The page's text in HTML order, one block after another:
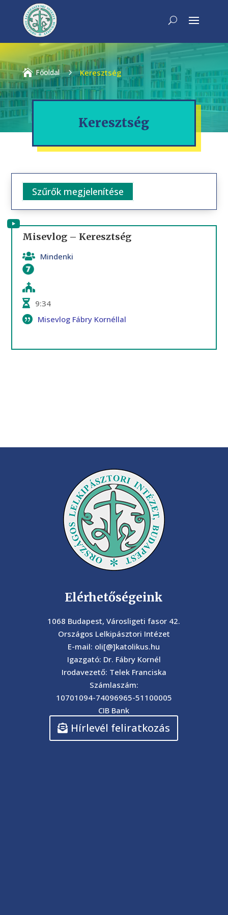
 Főoldal 5 Keresztség
Keresztség
Misevlog – Keresztség
Mindenki
9:34
Misevlog Fábry Kornéllal
Szűrők megjelenítése
Elérhetőségeink
1068 Budapest, Városligeti fasor 42.
Országos Lelkipásztori Intézet
E-mail: oli[@]katolikus.hu
Igazgató: Dr. Fábry Kornél
Irodavezető: Telek Franciska
Számlaszám:
10701094-74096965-51100005
CIB Bank
Hírlevél feliratkozás